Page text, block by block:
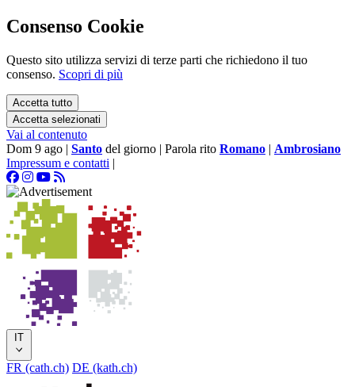
Consenso Cookie
Questo sito utilizza servizi di terze parti che richiedono il tuo
consenso. Scopri di più
Accetta tutto
Accetta selezionati
Vai al contenuto
Dom 9 ago | Santo del giorno | Parola rito Romano | Ambrosiano
Impressum e contatti |
IT
FR (cath.ch) DE (kath.ch)